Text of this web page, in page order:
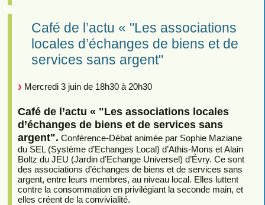
Café de l’actu « "Les associations
locales d’échanges de biens et de
services sans argent"
Mercredi 3 juin de 18h30 à 20h30
Café de l’actu « "Les associations locales
d’échanges de biens et de services sans
argent". Conférence-Débat animée par Sophie Maziane
du SEL (Système d’Echanges Local) d’Athis-Mons et Alain
Boltz du JEU (Jardin d’Echange Universel) d’Évry. Ce sont
des associations d’échanges de biens et de services sans
argent, entre leurs membres, au niveau local. Elles luttent
contre la consommation en privilégiant la seconde main, et
elles créent de la convivialité.